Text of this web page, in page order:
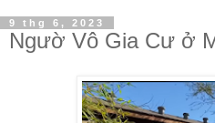
9 thg 6, 2023
Ngườ Vô Gia Cư ở